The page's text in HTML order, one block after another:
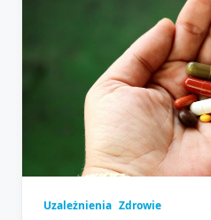
Uzależnienia Zdrowie